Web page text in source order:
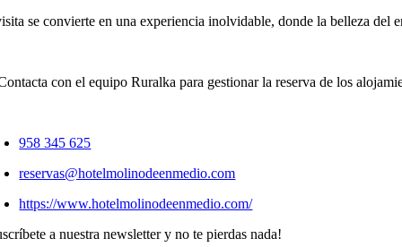
se convierte en una experiencia inolvidable, donde la belleza del
con el equipo Ruralka para gestionar la reserva de los
958 345 625
reservas@hotelmolinodeenmedio.com
https://www.hotelmolinodeenmedio.com/
a nuestra newsletter y no te pierdas nada!